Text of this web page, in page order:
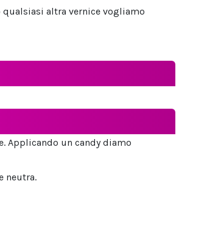
altra vernice vogliamo
Applicando un candy diamo
neutra.